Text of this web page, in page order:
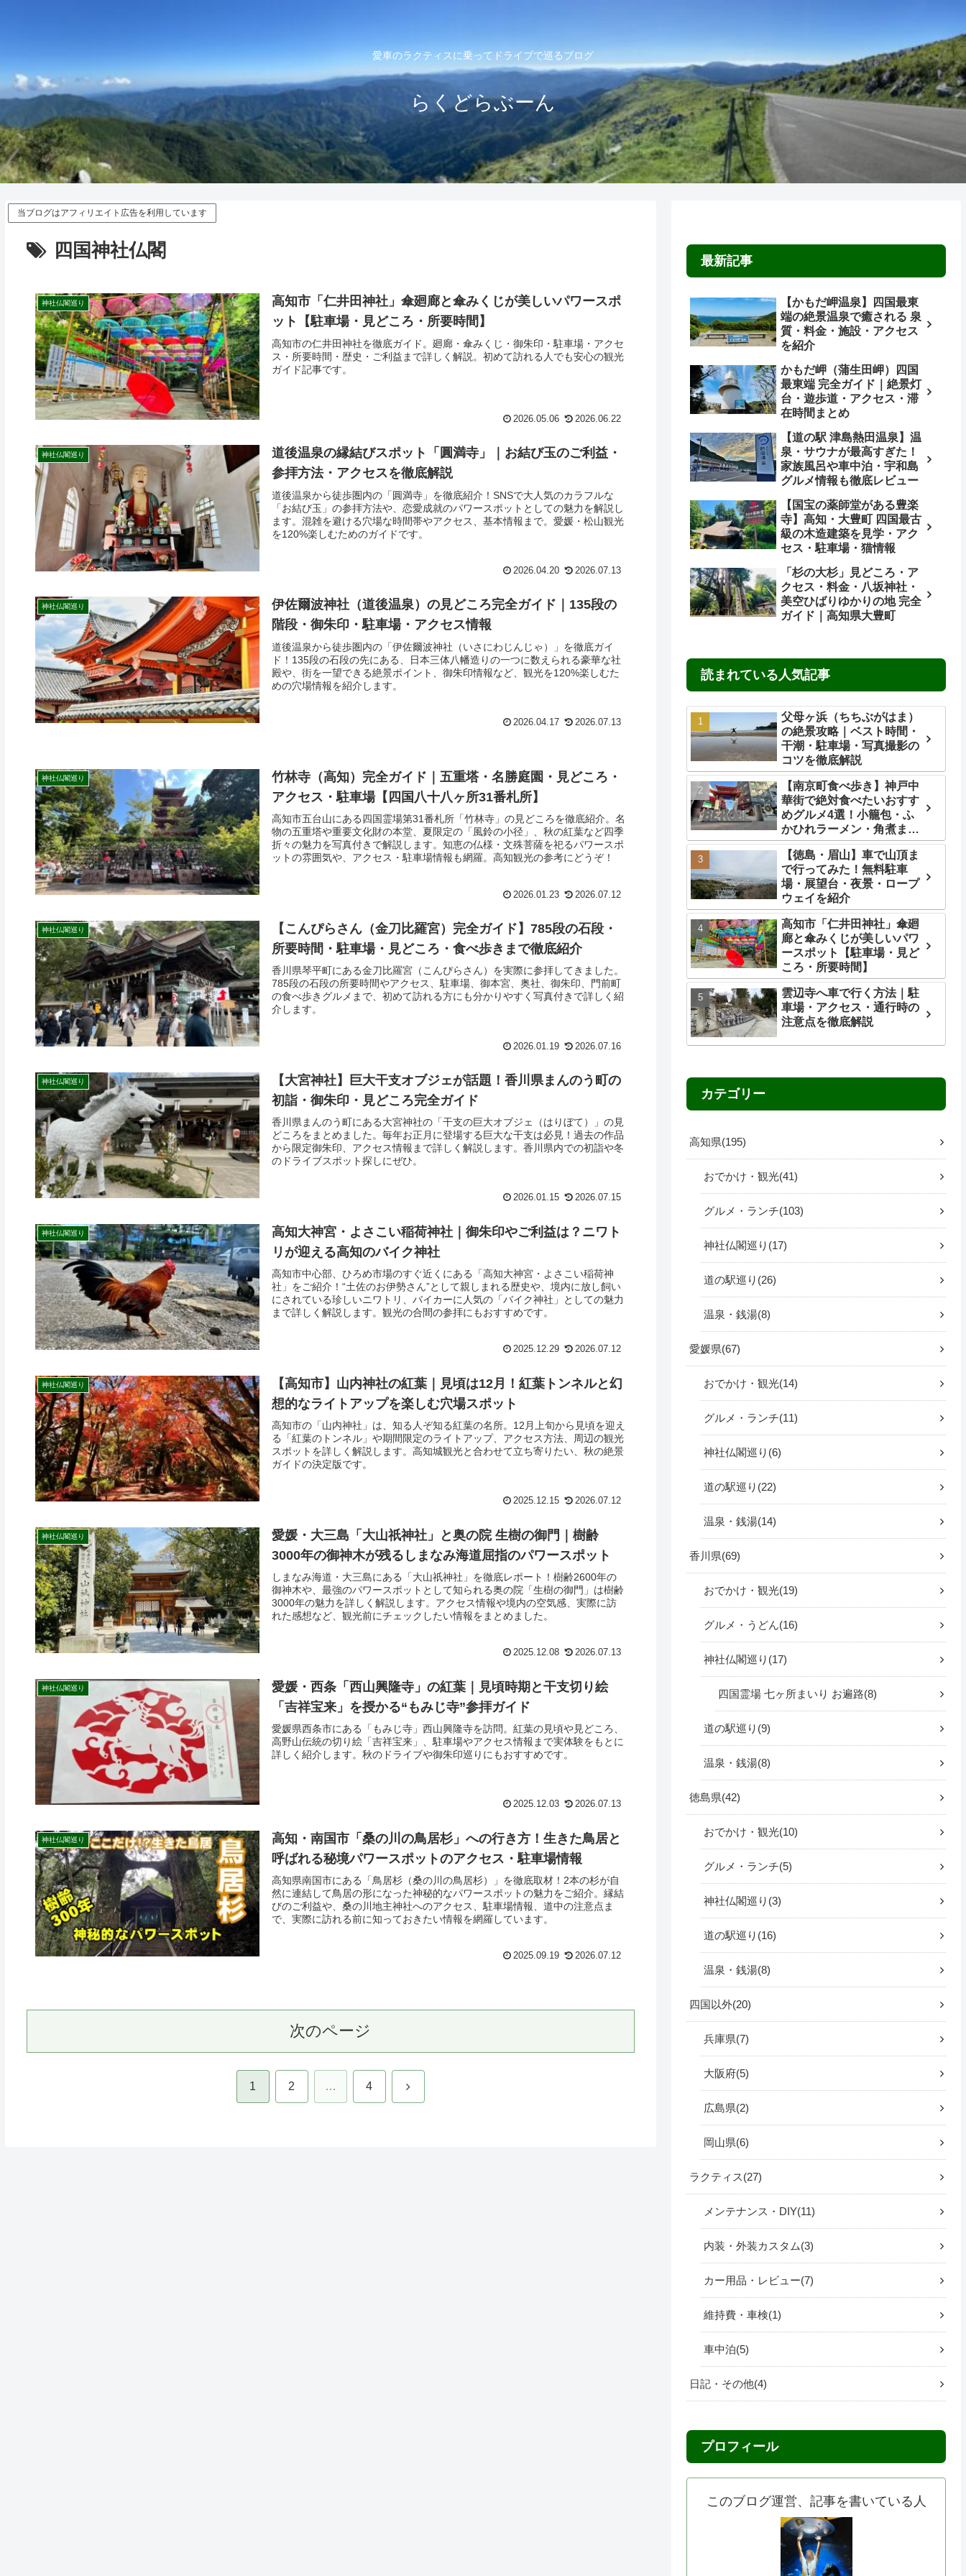
愛車のラクティスに乗ってドライブで巡るブログ
らくどらぶーん
当ブログはアフィリエイト広告を利用しています
四国神社仏閣
神社仏閣巡り
高知市「仁井田神社」傘廻廊と傘みくじが美しいパワースポ
ット【駐車場・見どころ・所要時間】
高知市の仁井田神社を徹底ガイド。廻廊・傘みくじ・御朱印・駐車場・アクセ
ス・所要時間・歴史・ご利益まで詳しく解説。初めて訪れる人でも安心の観光
ガイド記事です。
2026.05.06 2026.06.22
神社仏閣巡り
道後温泉の縁結びスポット「圓満寺」｜お結び玉のご利益・
参拝方法・アクセスを徹底解説
道後温泉から徒歩圏内の「圓満寺」を徹底紹介！SNSで大人気のカラフルな
「お結び玉」の参拝方法や、恋愛成就のパワースポットとしての魅力を解説し
ます。混雑を避ける穴場な時間帯やアクセス、基本情報まで。愛媛・松山観光
を120%楽しむためのガイドです。
2026.04.20 2026.07.13
神社仏閣巡り
伊佐爾波神社（道後温泉）の見どころ完全ガイド｜135段の
階段・御朱印・駐車場・アクセス情報
道後温泉から徒歩圏内の「伊佐爾波神社（いさにわじんじゃ）」を徹底ガイ
ド！135段の石段の先にある、日本三体八幡造りの一つに数えられる豪華な社
殿や、街を一望できる絶景ポイント、御朱印情報など、観光を120%楽しむた
めの穴場情報を紹介します。
2026.04.17 2026.07.13
神社仏閣巡り
竹林寺（高知）完全ガイド｜五重塔・名勝庭園・見どころ・
アクセス・駐車場【四国八十八ヶ所31番札所】
高知市五台山にある四国霊場第31番札所「竹林寺」の見どころを徹底紹介。名
物の五重塔や重要文化財の本堂、夏限定の「風鈴の小径」、秋の紅葉など四季
折々の魅力を写真付きで解説します。知恵の仏様・文殊菩薩を祀るパワースポ
ットの雰囲気や、アクセス・駐車場情報も網羅。高知観光の参考にどうぞ！
2026.01.23 2026.07.12
神社仏閣巡り
【こんぴらさん（金刀比羅宮）完全ガイド】785段の石段・
所要時間・駐車場・見どころ・食べ歩きまで徹底紹介
香川県琴平町にある金刀比羅宮（こんぴらさん）を実際に参拝してきました。
785段の石段の所要時間やアクセス、駐車場、御本宮、奥社、御朱印、門前町
の食べ歩きグルメまで、初めて訪れる方にも分かりやすく写真付きで詳しく紹
介します。
2026.01.19 2026.07.16
神社仏閣巡り
【大宮神社】巨大干支オブジェが話題！香川県まんのう町の
初詣・御朱印・見どころ完全ガイド
香川県まんのう町にある大宮神社の「干支の巨大オブジェ（はりぼて）」の見
どころをまとめました。毎年お正月に登場する巨大な干支は必見！過去の作品
から限定御朱印、アクセス情報まで詳しく解説します。香川県内での初詣や冬
のドライブスポット探しにぜひ。
2026.01.15 2026.07.15
神社仏閣巡り
高知大神宮・よさこい稲荷神社｜御朱印やご利益は？ニワト
リが迎える高知のバイク神社
高知市中心部、ひろめ市場のすぐ近くにある「高知大神宮・よさこい稲荷神
社」をご紹介！“土佐のお伊勢さん”として親しまれる歴史や、境内に放し飼い
にされている珍しいニワトリ、バイカーに人気の「バイク神社」としての魅力
まで詳しく解説します。観光の合間の参拝にもおすすめです。
2025.12.29 2026.07.12
神社仏閣巡り
【高知市】山内神社の紅葉｜見頃は12月！紅葉トンネルと幻
想的なライトアップを楽しむ穴場スポット
高知市の「山内神社」は、知る人ぞ知る紅葉の名所。12月上旬から見頃を迎え
る「紅葉のトンネル」や期間限定のライトアップ、アクセス方法、周辺の観光
スポットを詳しく解説します。高知城観光と合わせて立ち寄りたい、秋の絶景
ガイドの決定版です。
2025.12.15 2026.07.12
神社仏閣巡り
愛媛・大三島「大山祇神社」と奥の院 生樹の御門｜樹齢
3000年の御神木が残るしまなみ海道屈指のパワースポット
しまなみ海道・大三島にある「大山祇神社」を徹底レポート！樹齢2600年の
御神木や、最強のパワースポットとして知られる奥の院「生樹の御門」は樹齢
3000年の魅力を詳しく解説します。アクセス情報や境内の空気感、実際に訪
れた感想など、観光前にチェックしたい情報をまとめました。
2025.12.08 2026.07.13
神社仏閣巡り
愛媛・西条「西山興隆寺」の紅葉｜見頃時期と干支切り絵
「吉祥宝来」を授かる“もみじ寺”参拝ガイド
愛媛県西条市にある「もみじ寺」西山興隆寺を訪問。紅葉の見頃や見どころ、
高野山伝統の切り絵「吉祥宝来」、駐車場やアクセス情報まで実体験をもとに
詳しく紹介します。秋のドライブや御朱印巡りにもおすすめです。
2025.12.03 2026.07.13
神社仏閣巡り
高知・南国市「桑の川の鳥居杉」への行き方！生きた鳥居と
呼ばれる秘境パワースポットのアクセス・駐車場情報
高知県南国市にある「鳥居杉（桑の川の鳥居杉）」を徹底取材！2本の杉が自
然に連結して鳥居の形になった神秘的なパワースポットの魅力をご紹介。縁結
びのご利益や、桑の川地主神社へのアクセス、駐車場情報、道中の注意点ま
で、実際に訪れる前に知っておきたい情報を網羅しています。
2025.09.19 2026.07.12
次のページ
1 2 … 4 次
最新記事
【かもだ岬温泉】四国最東
端の絶景温泉で癒される 泉
質・料金・施設・アクセス
を紹介
かもだ岬（蒲生田岬）四国
最東端 完全ガイド｜絶景灯
台・遊歩道・アクセス・滞
在時間まとめ
【道の駅 津島熱田温泉】温
泉・サウナが最高すぎた！
家族風呂や車中泊・宇和島
グルメ情報も徹底レビュー
【国宝の薬師堂がある豊楽
寺】高知・大豊町 四国最古
級の木造建築を見学・アク
セス・駐車場・猫情報
「杉の大杉」見どころ・ア
クセス・料金・八坂神社・
美空ひばりゆかりの地 完全
ガイド｜高知県大豊町
読まれている人気記事
父母ヶ浜（ちちぶがはま）
の絶景攻略｜ベスト時間・
干潮・駐車場・写真撮影の
コツを徹底解説
【南京町食べ歩き】神戸中
華街で絶対食べたいおすす
めグルメ4選！小籠包・ふ
かひれラーメン・角煮ま
ん・ごま団子を実食レビュ
ー
【徳島・眉山】車で山頂ま
で行ってみた！無料駐車
場・展望台・夜景・ロープ
ウェイを紹介
高知市「仁井田神社」傘廻
廊と傘みくじが美しいパワ
ースポット【駐車場・見ど
ころ・所要時間】
雲辺寺へ車で行く方法｜駐
車場・アクセス・通行時の
注意点を徹底解説
カテゴリー
高知県 195
おでかけ・観光 41
グルメ・ランチ 103
神社仏閣巡り 17
道の駅巡り 26
温泉・銭湯 8
愛媛県 67
おでかけ・観光 14
グルメ・ランチ 11
神社仏閣巡り 6
道の駅巡り 22
温泉・銭湯 14
香川県 69
おでかけ・観光 19
グルメ・うどん 16
神社仏閣巡り 17
四国霊場 七ヶ所まいり お遍路 8
道の駅巡り 9
温泉・銭湯 8
徳島県 42
おでかけ・観光 10
グルメ・ランチ 5
神社仏閣巡り 3
道の駅巡り 16
温泉・銭湯 8
四国以外 20
兵庫県 7
大阪府 5
広島県 2
岡山県 6
ラクティス 27
メンテナンス・DIY 11
内装・外装カスタム 3
カー用品・レビュー 7
維持費・車検 1
車中泊 5
日記・その他 4
プロフィール
このブログ運営、記事を書いている人